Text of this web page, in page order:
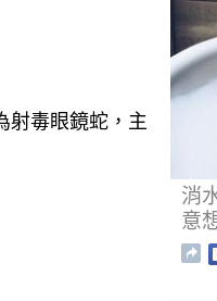
射毒眼鏡蛇，主
消
意